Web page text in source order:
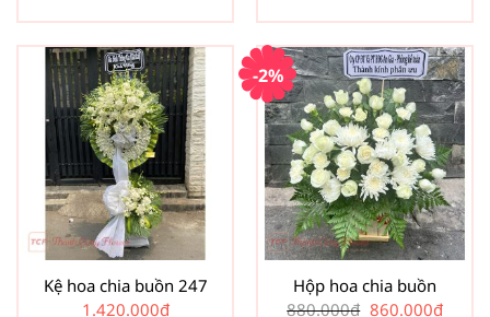
Kệ hoa chia buồn 247
1.420.000₫
-2%
Hộp hoa chia buồn
880.000₫ Giá
860.000₫Giá